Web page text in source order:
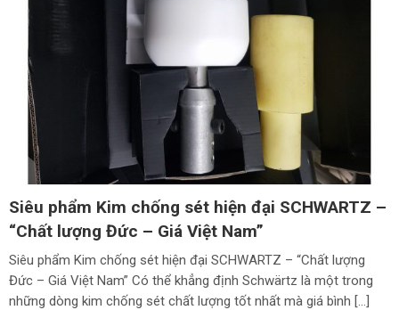
Siêu phẩm Kim chống sét hiện đại SCHWARTZ –
“Chất lượng Đức – Giá Việt Nam”
Siêu phẩm Kim chống sét hiện đại SCHWARTZ – “Chất lượng
Đức – Giá Việt Nam” Có thể khẳng định Schwärtz là một trong
những dòng kim chống sét chất lượng tốt nhất mà giá bình […]